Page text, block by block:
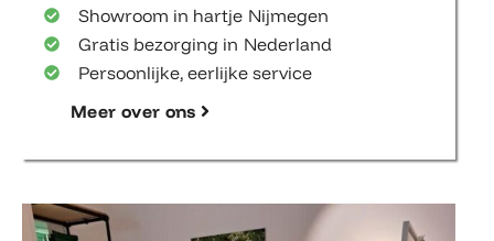
Showroom in hartje Nijmegen
Gratis bezorging in Nederland
Persoonlijke, eerlijke service
Meer over ons